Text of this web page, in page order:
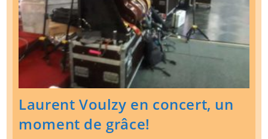
Laurent Voulzy en concert, un
moment de grâce!